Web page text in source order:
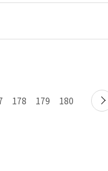
178 179 180